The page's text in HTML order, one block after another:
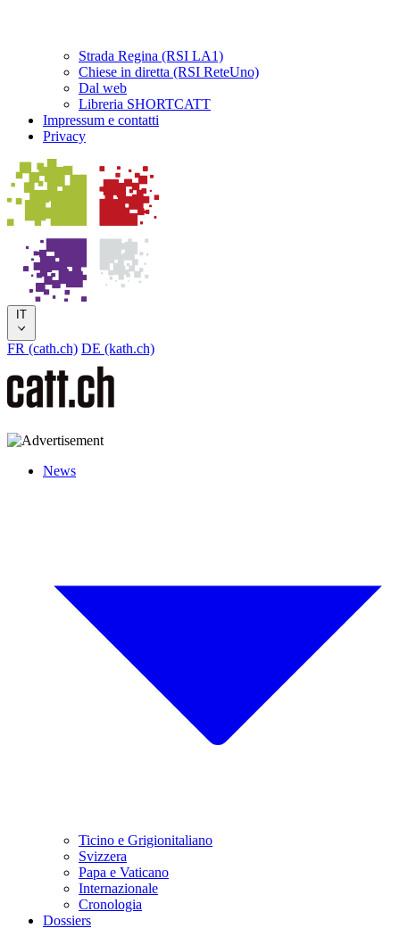
Strada Regina (RSI LA1)
Chiese in diretta (RSI ReteUno)
Dal web
Libreria SHORTCATT
Impressum e contatti
Privacy
IT
FR (cath.ch) DE (kath.ch)
News
Ticino e Grigionitaliano
Svizzera
Papa e Vaticano
Internazionale
Cronologia
Dossiers